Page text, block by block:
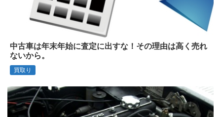
中古車は年末年始に査定に出すな！その理由は高く売れ
ないから。
買取り